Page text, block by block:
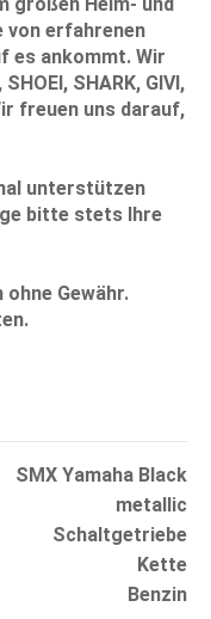
von erfahrenen
es ankommt. Wir
SHARK, GIVI,
freuen uns darauf,
unterstützen
bitte stets Ihre
Gewähr.
SMX Yamaha Black
metallic
Schaltgetriebe
Kette
Benzin